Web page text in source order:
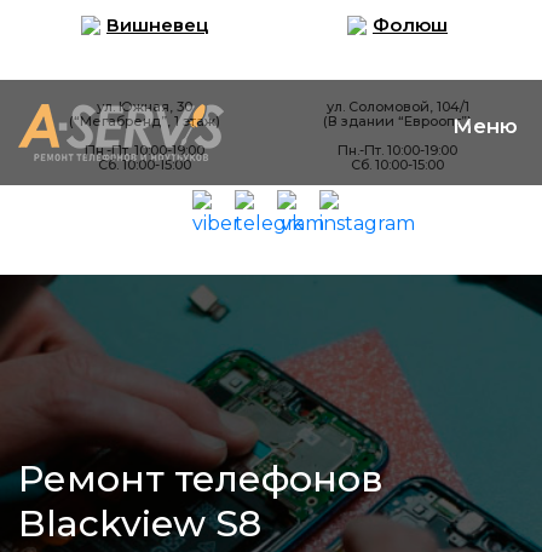
Вишневец
ул. Южная, 30
(“Мегабренд”, 1 этаж)
Пн.-Пт. 10:00-19:00
Сб. 10:00-15:00
Фолюш
ул. Соломовой, 104/1
(В здании “Евроопт”)
Пн.-Пт. 10:00-19:00
Сб. 10:00-15:00
Ремонт телефонов
Blackview S8